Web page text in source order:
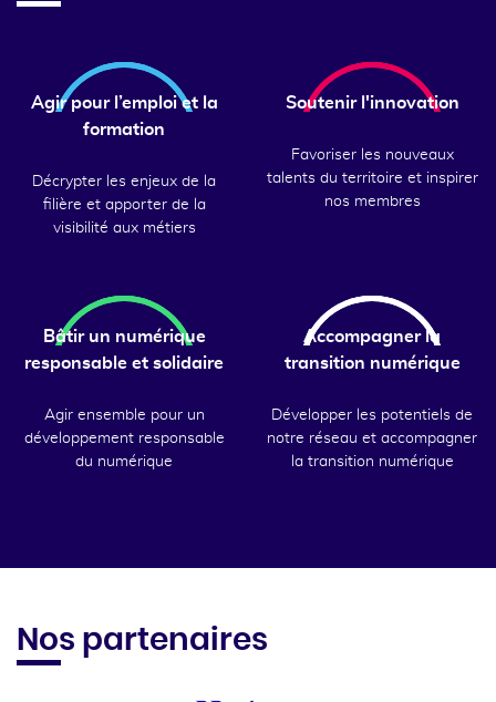
Agir pour l’emploi et la
formation
Décrypter les enjeux de la
filière et apporter de la
visibilité aux métiers
Soutenir l'innovation
Favoriser les nouveaux
talents du territoire et inspirer
nos membres
Bâtir un numérique
responsable et solidaire
Agir ensemble pour un
développement responsable
du numérique
Accompagner la
transition numérique
Développer les potentiels de
notre réseau et accompagner
la transition numérique
Nos partenaires